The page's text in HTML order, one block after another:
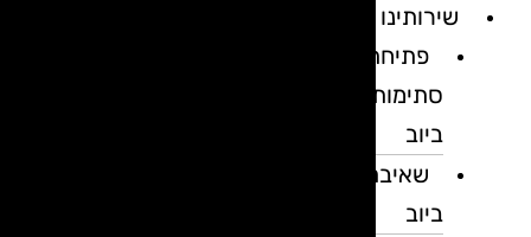
שירותינו
פתיחת
סתימות
ביוב
שאיבת
ביוב